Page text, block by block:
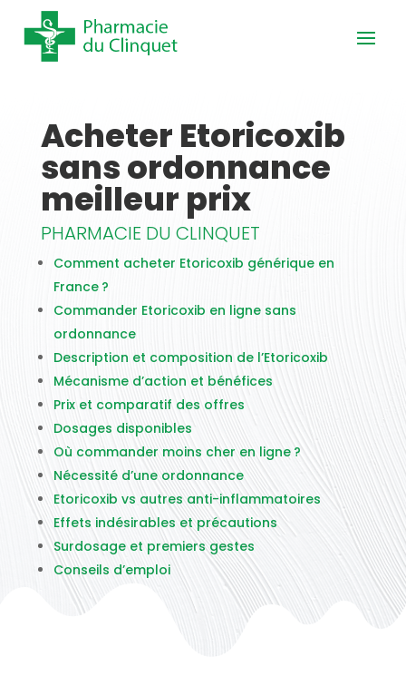
Acheter Etoricoxib
sans ordonnance
meilleur prix
PHARMACIE DU CLINQUET
Comment acheter Etoricoxib générique en
France ?
Commander Etoricoxib en ligne sans
ordonnance
Description et composition de l’Etoricoxib
Mécanisme d’action et bénéfices
Prix et comparatif des offres
Dosages disponibles
Où commander moins cher en ligne ?
Nécessité d’une ordonnance
Etoricoxib vs autres anti-inflammatoires
Effets indésirables et précautions
Surdosage et premiers gestes
Conseils d’emploi